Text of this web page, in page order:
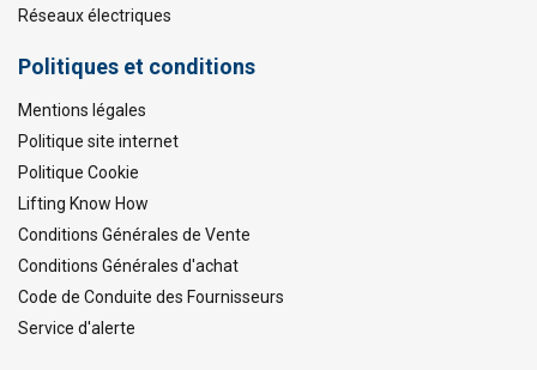
Réseaux électriques
Politiques et conditions
Mentions légales
Politique site internet
Politique Cookie
Lifting Know How
Conditions Générales de Vente
Conditions Générales d'achat
Code de Conduite des Fournisseurs
Service d'alerte